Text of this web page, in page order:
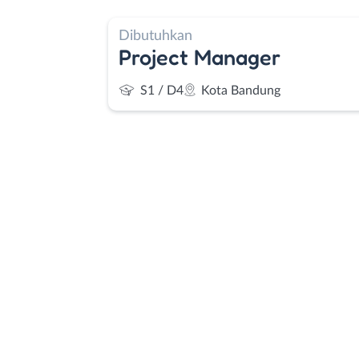
Dibutuhkan
Project Manager
S1 / D4 Kota Bandung